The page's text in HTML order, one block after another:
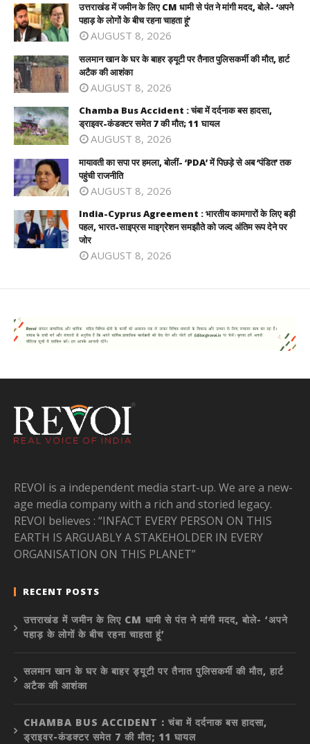
उत्तराखंड में जमीन के लिए CM धामी से पंत ने मांगी मदद, बोले- ‘अपने
पहाड़ के लोगों के बीच रहना चाहता हूं’
AUGUST 8, 2026
सलमान खान के घर के बाहर ड्यूटी पर तैनात पुलिसकर्मी की मौत, हार्ट
अटैक की आशंका
AUGUST 8, 2026
Chamba Bus Accident : चंबा में दर्दनाक बस हादसा,
ड्राइवर-कंडक्टर समेत 7 की मौत; 11 घायल
AUGUST 8, 2026
मायावती का सपा पर हमला, बोलीं- ‘PDA’ में पिछड़े से अब ‘पंडित’ तक
पहुंची राजनीति
AUGUST 8, 2026
India-Cyprus Agreement : भारतीय कामगारों के लिए बड़ी
पहल, भारत-साइप्रस माइग्रेशन समझौते को जल्द अंतिम रूप देने पर
जोर
AUGUST 8, 2026
REVOI is a independent media start-up. We are a new-
age media company with a rich and storied legacy.
REVOI believes : “INFACT EVERY PERSON ON THIS
EARTH IS ARGUABLY A STAKEHOLDER IN EVERY
ORGANISATION ON THIS PLANET”
RECENT POSTS
उत्तराखंड में जमीन के लिए CM धामी से पंत ने मांगी मदद, बोले- ‘अपने
पहाड़ के लोगों के बीच रहना चाहता हूं’
सलमान खान के घर के बाहर ड्यूटी पर तैनात पुलिसकर्मी की मौत, हार्ट
अटैक की आशंका
CHAMBA BUS ACCIDENT : चंबा में दर्दनाक बस हादसा,
ड्राइवर-कंडक्टर समेत 7 की मौत; 11 घायल